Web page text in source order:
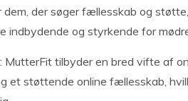
dem, der søger fællesskab og
indbydende og styrkende for
MutterFit tilbyder en bred vifte af
et støttende online fællesskab,